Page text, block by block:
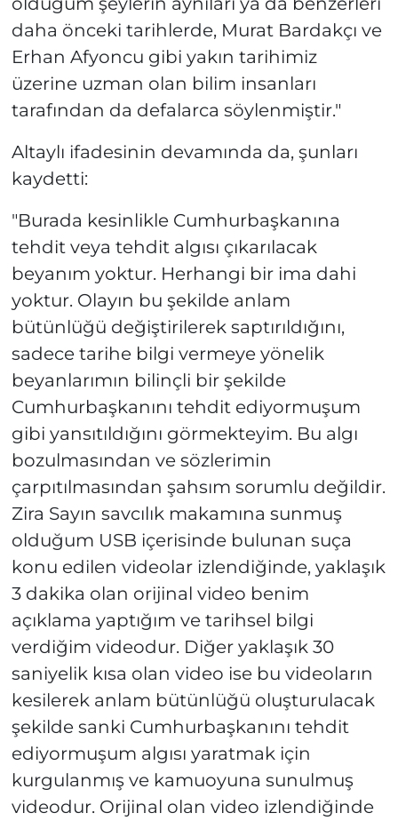
daha önceki tarihlerde, Murat Bardakçı ve
Erhan Afyoncu gibi yakın tarihimiz
üzerine uzman olan bilim insanları
tarafından da defalarca söylenmiştir."
Altaylı ifadesinin devamında da, şunları
kaydetti:
"Burada kesinlikle Cumhurbaşkanına
tehdit veya tehdit algısı çıkarılacak
beyanım yoktur. Herhangi bir ima dahi
yoktur. Olayın bu şekilde anlam
bütünlüğü değiştirilerek saptırıldığını,
sadece tarihe bilgi vermeye yönelik
beyanlarımın bilinçli bir şekilde
Cumhurbaşkanını tehdit ediyormuşum
gibi yansıtıldığını görmekteyim. Bu algı
bozulmasından ve sözlerimin
çarpıtılmasından şahsım sorumlu değildir.
Zira Sayın savcılık makamına sunmuş
olduğum USB içerisinde bulunan suça
konu edilen videolar izlendiğinde, yaklaşık
3 dakika olan orijinal video benim
açıklama yaptığım ve tarihsel bilgi
verdiğim videodur. Diğer yaklaşık 30
saniyelik kısa olan video ise bu videoların
kesilerek anlam bütünlüğü oluşturulacak
şekilde sanki Cumhurbaşkanını tehdit
ediyormuşum algısı yaratmak için
kurgulanmış ve kamuoyuna sunulmuş
videodur. Orijinal olan video izlendiğinde